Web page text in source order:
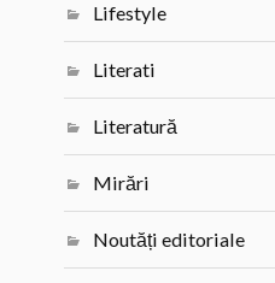
Lifestyle
Literati
Literatură
Mirări
Noutăți editoriale